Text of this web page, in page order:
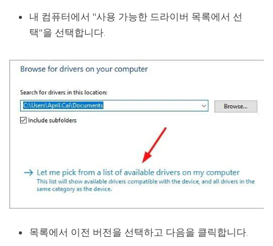
내 컴퓨터에서 "사용 가능한 드라이버 목록에서 선
택"을 선택합니다.
목록에서 이전 버전을 선택하고 다음을 클릭합니다.